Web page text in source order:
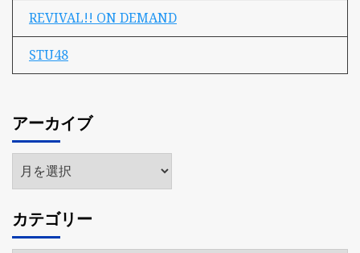
REVIVAL!! ON DEMAND
STU48
アーカイブ
ア
ー
イ
ブ
カテゴリー